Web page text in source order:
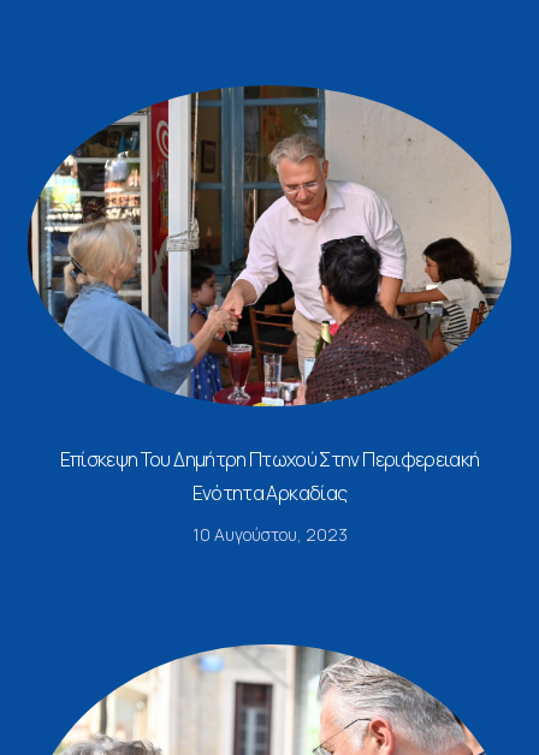
Επίσκεψη Του Δημήτρη Πτωχού Στην Περιφερειακή
Ενότητα Αρκαδίας
10 Αυγούστου, 2023